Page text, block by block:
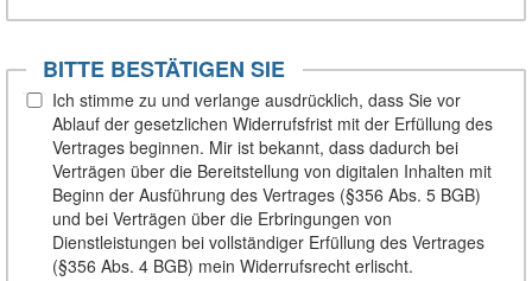
BITTE BESTÄTIGEN SIE
Ich stimme zu und verlange ausdrücklich, dass Sie vor
Ablauf der gesetzlichen Widerrufsfrist mit der Erfüllung des
Vertrages beginnen. Mir ist bekannt, dass dadurch bei
Verträgen über die Bereitstellung von digitalen Inhalten mit
Beginn der Ausführung des Vertrages (§356 Abs. 5 BGB)
und bei Verträgen über die Erbringungen von
Dienstleistungen bei vollständiger Erfüllung des Vertrages
(§356 Abs. 4 BGB) mein Widerrufsrecht erlischt.